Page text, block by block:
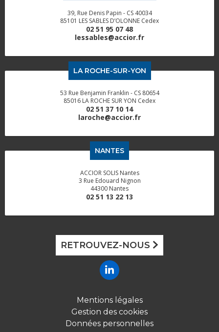
39, Rue Denis Papin - CS 40034
85101 LES SABLES D’OLONNE Cedex
02 51 95 07 48
lessables@accior.fr
LA ROCHE-SUR-YON
53 Rue Benjamin Franklin - CS 80654
85016 LA ROCHE SUR YON Cedex
02 51 37 10 14
laroche@accior.fr
NANTES
ACCIOR SOLIS Nantes
3 Rue Edouard Nignon
44300 Nantes
02 51 13 22 13
RETROUVEZ-NOUS
Mentions légales
Gestion des cookies
Données personnelles